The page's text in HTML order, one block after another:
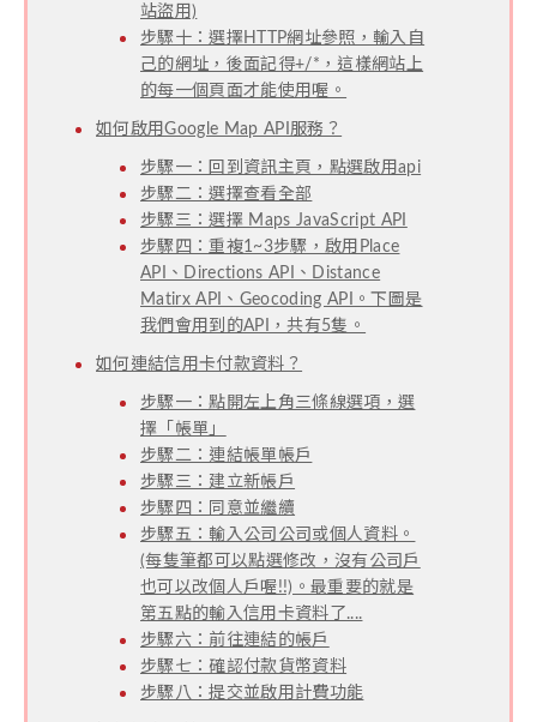
站盜用)
步驟十：選擇HTTP網址參照，輸入自
己的網址，後面記得+/*，這樣網站上
的每一個頁面才能使用喔。
如何啟用Google Map API服務？
步驟一：回到資訊主頁，點選啟用api
步驟二：選擇查看全部
步驟三：選擇 Maps JavaScript API
步驟四：重複1~3步驟，啟用Place
API、Directions API、Distance
Matirx API、Geocoding API。下圖是
我們會用到的API，共有5隻。
如何連結信用卡付款資料？
步驟一：點開左上角三條線選項，選
擇「帳單」
步驟二：連結帳單帳戶
步驟三：建立新帳戶
步驟四：同意並繼續
步驟五：輸入公司公司或個人資料。
(每隻筆都可以點選修改，沒有公司戶
也可以改個人戶喔!!)。最重要的就是
第五點的輸入信用卡資料了....
步驟六：前往連結的帳戶
步驟七：確認付款貨幣資料
步驟八：提交並啟用計費功能